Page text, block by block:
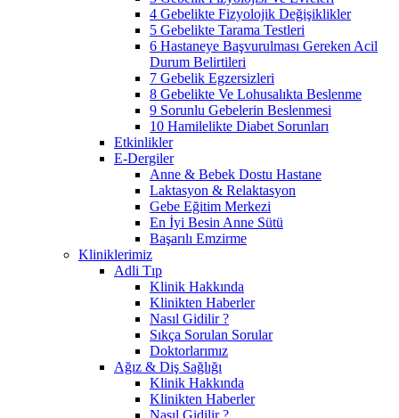
4 Gebelikte Fizyolojik Değişiklikler
5 Gebelikte Tarama Testleri
6 Hastaneye Başvurulması Gereken Acil
Durum Belirtileri
7 Gebelik Egzersizleri
8 Gebelikte Ve Lohusalıkta Beslenme
9 Sorunlu Gebelerin Beslenmesi
10 Hamilelikte Diabet Sorunları
Etkinlikler
E-Dergiler
Anne & Bebek Dostu Hastane
Laktasyon & Relaktasyon
Gebe Eğitim Merkezi
En İyi Besin Anne Sütü
Başarılı Emzirme
Kliniklerimiz
Adli Tıp
Klinik Hakkında
Klinikten Haberler
Nasıl Gidilir ?
Sıkça Sorulan Sorular
Doktorlarımız
Ağız & Diş Sağlığı
Klinik Hakkında
Klinikten Haberler
Nasıl Gidilir ?